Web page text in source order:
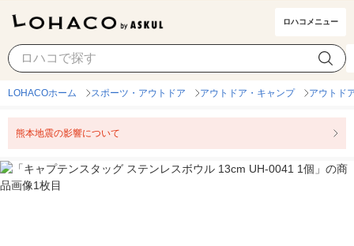
ロハコメニュー
LOHACOホーム スポーツ・アウトドア アウトドア・キャンプ アウトド
熊本地震の影響について